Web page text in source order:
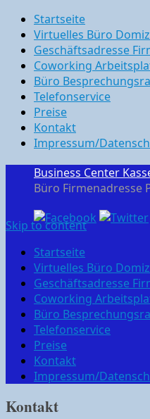
Startseite
Virtuelles Büro
Geschäftsadresse
Coworking
Büro
Telefonservice
Preise
Kontakt
Impressum/
Business Center
Büro Firmenadresse
Skip to content
Startseite
Virtuelles Büro
Geschäftsadresse
Coworking
Büro
Telefonservice
Preise
Kontakt
Impressum/
Kontakt